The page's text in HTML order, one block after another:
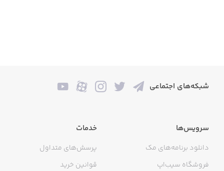
شبکه‌های اجتماعی
سرویس‌ها
دانلود برنامه‌های مک
فروشگاه سیب‌اپ
خدمات
پرسش‌های متداول
قوانین خرید